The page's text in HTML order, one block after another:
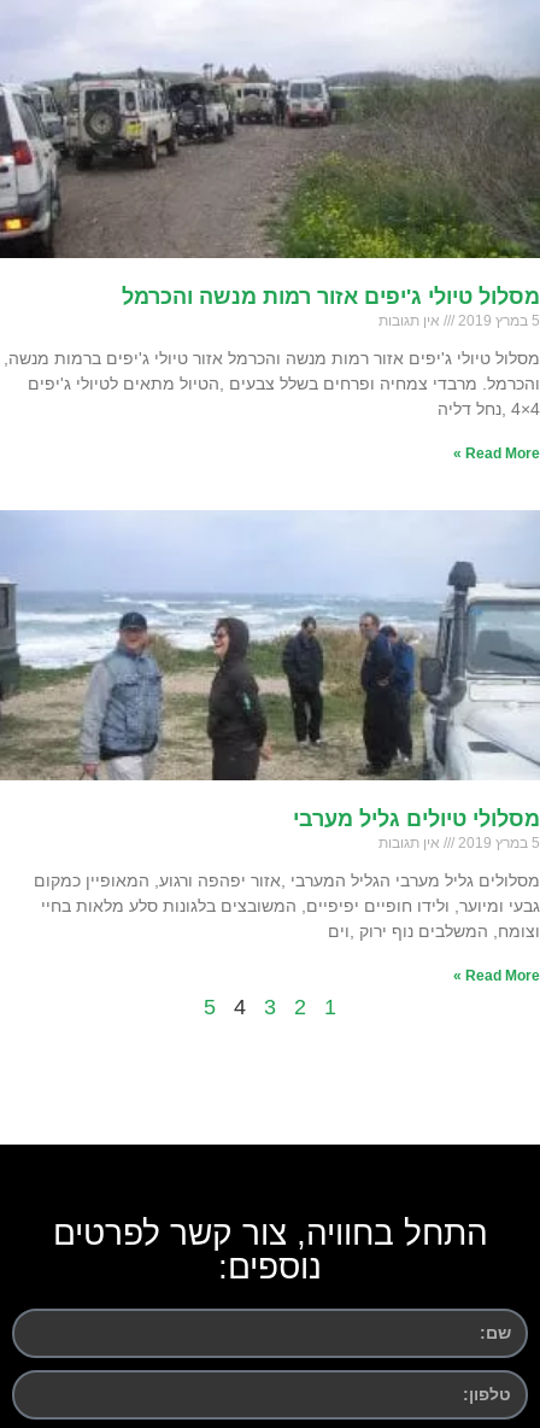
מסלול טיולי ג'יפים אזור רמות מנשה והכרמל
5 במרץ 2019 אין תגובות
מסלול טיולי ג'יפים אזור רמות מנשה והכרמל אזור טיולי ג'יפים ברמות מנשה,
והכרמל. מרבדי צמחיה ופרחים בשלל צבעים ,הטיול מתאים לטיולי ג'יפים
4×4 ,נחל דליה
Read More »
מסלולי טיולים גליל מערבי
5 במרץ 2019 אין תגובות
מסלולים גליל מערבי הגליל המערבי ,אזור יפהפה ורגוע, המאופיין כמקום
גבעי ומיוער, ולידו חופיים יפיפיים, המשובצים בלגונות סלע מלאות בחיי
וצומח, המשלבים נוף ירוק ,וים
Read More »
1
2
3
4
5
התחל בחוויה, צור קשר לפרטים
נוספים: